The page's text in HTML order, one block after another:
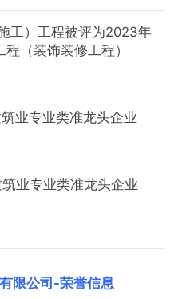
工）工程被评为2023年
（装饰装修工程）
业专业类准龙头企业
业专业类准龙头企业
限公司 -荣誉信息